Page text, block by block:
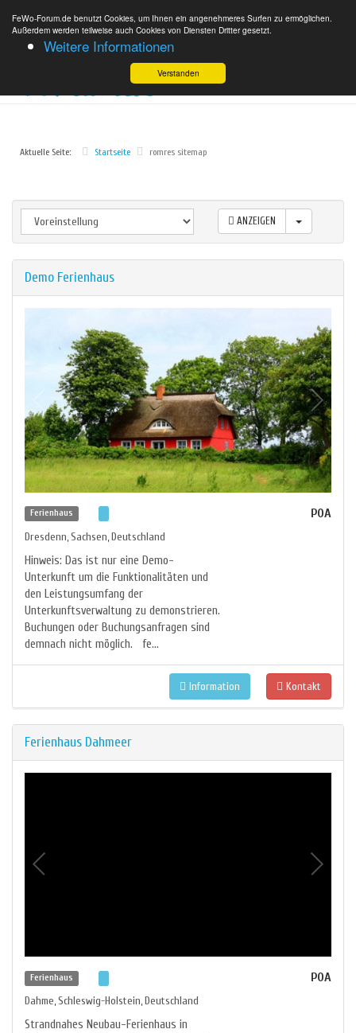
FeWo-Forum.de benutzt Cookies, um Ihnen ein angenehmeres Surfen zu ermöglichen.
Außerdem werden teilweise auch Cookies von Diensten Dritter gesetzt.
Weitere Informationen
Verstanden
Aktuelle Seite: Startseite romres sitemap
ANZEIGEN
Demo Ferienhaus
Ferienhaus
Dresdenn Sachsen Deutschland
Hinweis: Das ist nur eine Demo-
Unterkunft um die Funktionalitäten und
den Leistungsumfang der
Unterkunftsverwaltung zu demonstrieren.
Buchungen oder Buchungsanfragen sind
demnach nicht möglich. fe...
POA
Kontakt
Information
Ferienhaus Dahmeer
Ferienhaus
Dahme,Schleswig-Holstein,Deutschland
Strandnahes Neubau-Ferienhaus in
POA